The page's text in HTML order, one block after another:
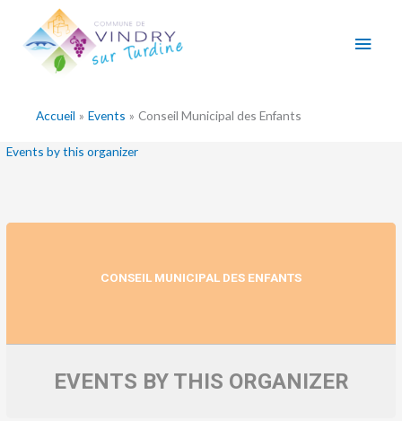
contenu
Accueil Events Conseil Municipal des Enfants
Events by this organizer
CONSEIL MUNICIPAL DES ENFANTS
EVENTS BY THIS ORGANIZER